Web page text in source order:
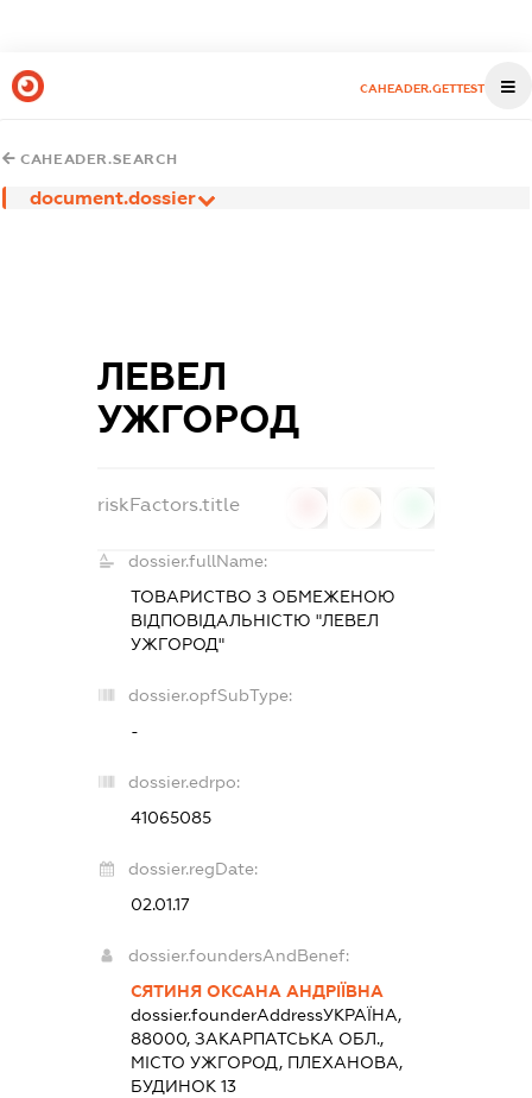
CAHEADER.GETTEST
CAHEADER.SEARCH
document.dossier
ЛЕВЕЛ
УЖГОРОД
riskFactors.title
dossier.fullName:
ТОВАРИСТВО З ОБМЕЖЕНОЮ
ВІДПОВІДАЛЬНІСТЮ "ЛЕВЕЛ
УЖГОРОД"
dossier.opfSubType:
-
dossier.edrpo:
41065085
dossier.regDate:
02.01.17
dossier.foundersAndBenef:
СЯТИНЯ ОКСАНА АНДРІЇВНА
dossier.founderAddressУКРАЇНА,
88000, ЗАКАРПАТСЬКА ОБЛ.,
МІСТО УЖГОРОД, ПЛЕХАНОВА,
БУДИНОК 13